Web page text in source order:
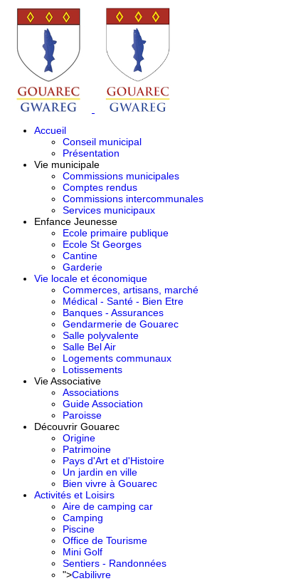
Accueil
Conseil municipal
Présentation
Vie municipale
Commissions municipales
Comptes rendus
Commissions intercommunales
Services municipaux
Enfance Jeunesse
Ecole primaire publique
Ecole St Georges
Cantine
Garderie
Vie locale et économique
Commerces, artisans, marché
Médical - Santé - Bien Etre
Banques - Assurances
Gendarmerie de Gouarec
Salle polyvalente
Salle Bel Air
Logements communaux
Lotissements
Vie Associative
Associations
Guide Association
Paroisse
Découvrir Gouarec
Origine
Patrimoine
Pays d'Art et d'Histoire
Un jardin en ville
Bien vivre à Gouarec
Activités et Loisirs
Aire de camping car
Camping
Piscine
Office de Tourisme
Mini Golf
Sentiers - Randonnées
">Cabilivre